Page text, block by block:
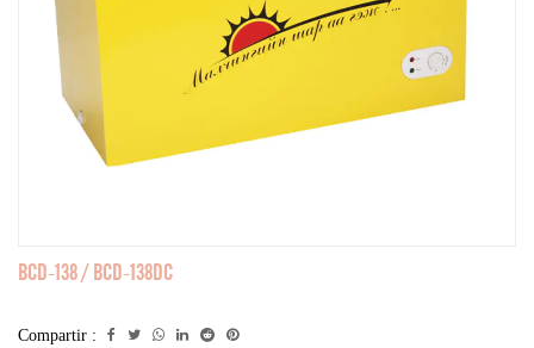
BCD-138 / BCD-138DC
Compartir :